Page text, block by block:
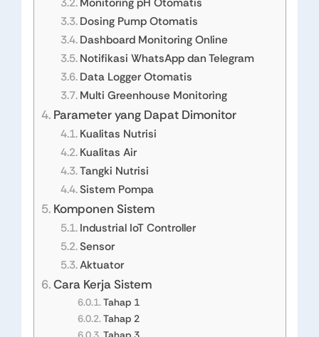
Dosing Pump Otomatis
Dashboard Monitoring Online
Notifikasi WhatsApp dan Telegram
Data Logger Otomatis
Multi Greenhouse Monitoring
Parameter yang Dapat Dimonitor
Kualitas Nutrisi
Kualitas Air
Tangki Nutrisi
Sistem Pompa
Komponen Sistem
Industrial IoT Controller
Sensor
Aktuator
Cara Kerja Sistem
Tahap 1
Tahap 2